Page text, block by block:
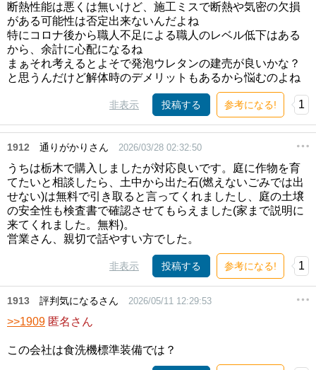
断熱性能は悪くは無いけど、施工ミスで断熱や気密の欠損
がある可能性は否定出来ないんだよね
特にコロナ後から職人不足による職人のレベル低下はある
から、余計に心配になるね
まぁそれ考えるとよそで発泡ウレタンの建売が良いかな？
と思うんだけど解体時のデメリットもあるから悩むのよね
非表示 投稿する 参考になる! 1
1912 通りがかりさん 2026/03/28 02:32:50
うちは栃木で購入しましたが対応良いです。庭に作物を育
てたいと相談したら、土中から出た石(燃えないごみでは出
せない)は無料で引き取ると言ってくれましたし、庭の土壌
の安全性も検査書で確認させてもらえました(家まで説明に
来てくれました。無料)。
営業さん、親切で話やすい方でした。
非表示 投稿する 参考になる! 1
1913 評判気になるさん 2026/05/11 12:29:53
>>1909 匿名さん
この会社は食洗機標準装備では？